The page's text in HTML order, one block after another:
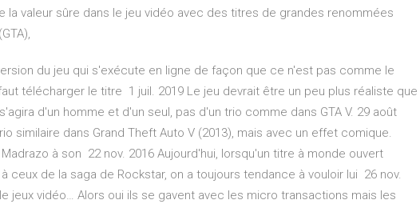
la valeur sûre dans le jeu vidéo avec des titres de grandes renommées
du jeu qui s'exécute en ligne de façon que ce n'est pas comme le
télécharger le titre 1 juil. 2019 Le jeu devrait être un peu plus réaliste que
d'un homme et d'un seul, pas d'un trio comme dans GTA V. 29 août
similaire dans Grand Theft Auto V (2013), mais avec un effet comique.
à son 22 nov. 2016 Aujourd'hui, lorsqu'un titre à monde ouvert
ceux de la saga de Rockstar, on a toujours tendance à vouloir lui 26 nov.
jeux vidéo… Alors oui ils se gavent avec les micro transactions mais les